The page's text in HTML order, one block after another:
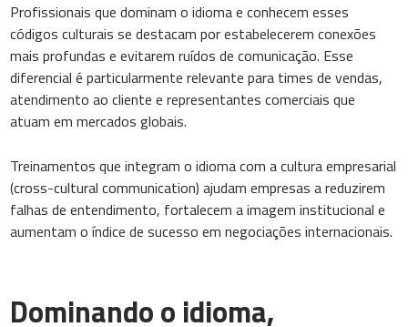
Profissionais que dominam o idioma e conhecem esses
códigos culturais se destacam por estabelecerem conexões
mais profundas e evitarem ruídos de comunicação. Esse
diferencial é particularmente relevante para times de vendas,
atendimento ao cliente e representantes comerciais que
atuam em mercados globais.
Treinamentos que integram o idioma com a cultura empresarial
(cross-cultural communication) ajudam empresas a reduzirem
falhas de entendimento, fortalecem a imagem institucional e
aumentam o índice de sucesso em negociações internacionais.
Dominando o idioma,